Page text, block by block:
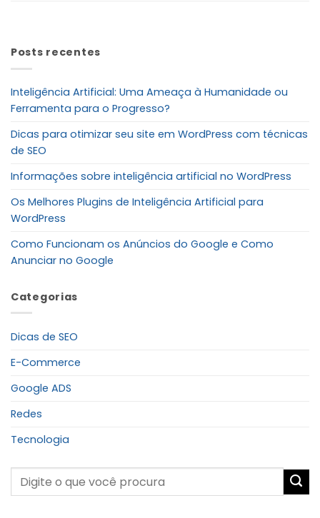
Posts recentes
Inteligência Artificial: Uma Ameaça à Humanidade ou
Ferramenta para o Progresso?
Dicas para otimizar seu site em WordPress com técnicas
de SEO
Informações sobre inteligência artificial no WordPress
Os Melhores Plugins de Inteligência Artificial para
WordPress
Como Funcionam os Anúncios do Google e Como
Anunciar no Google
Categorias
Dicas de SEO
E-Commerce
Google ADS
Redes
Tecnologia